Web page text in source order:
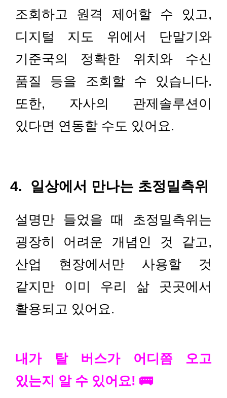
조회하고 원격 제어할 수 있고,
디지털 지도 위에서 단말기와
기준국의 정확한 위치와 수신
품질 등을 조회할 수 있습니다.
또한, 자사의 관제솔루션이
있다면 연동할 수도 있어요.
4. 일상에서 만나는 초정밀측위
설명만 들었을 때 초정밀측위는
굉장히 어려운 개념인 것 같고,
산업 현장에서만 사용할 것
같지만 이미 우리 삶 곳곳에서
활용되고 있어요.
내가 탈 버스가 어디쯤 오고
있는지 알 수 있어요! 🚌